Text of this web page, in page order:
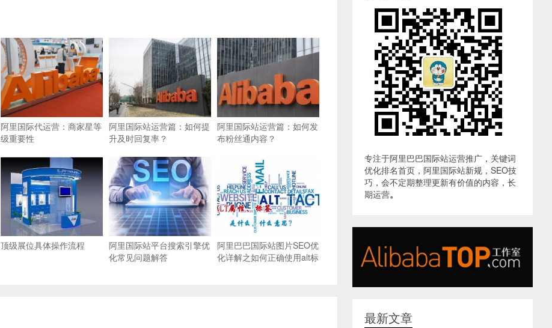
阿里国际代运营：商家星等
级重要性
阿里国际站运营篇：如何提
升及时回复率？
阿里国际站运营篇：如何发
布粉丝通内容？
顶级展位具体操作流程
阿里国际站平台搜索引擎优
化常见问题解答
阿里巴巴国际站图片SEO优
化详解之如何正确使用alt标
专注于阿里巴巴国际站运营推广，关键词
优化排名首页，阿里国际站新规，SEO技
巧，会不定期整理更新有价值的内容，长
期运营。
最新文章